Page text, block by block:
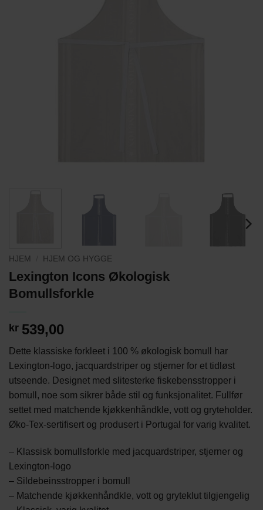
HJEM HJEM OG HYGGE
Lexington Icons Økologisk
Bomullsforkle
kr 539,00
Dette klassiske forkleet i 100 % økologisk bomull har
Lexington-logo, jacquardstriper og stjerner for et tidløst
utseende. Designet med slitesterke fiskebensstropper i
bomull, noe som sikrer både stil og funksjonalitet. Fullfør
settet med matchende kjøkkenhåndkle, vott og gryteholder.
Øko-Tex-sertifisert og produsert i Portugal for varig kvalitet.
– Klassisk bomullsforkle med jacquardstriper, stjerner og
Lexington-logo
– Sildebeinsstropper i bomull
– Matchende kjøkkenhåndkle, vott og gryteklut tilgjengelig